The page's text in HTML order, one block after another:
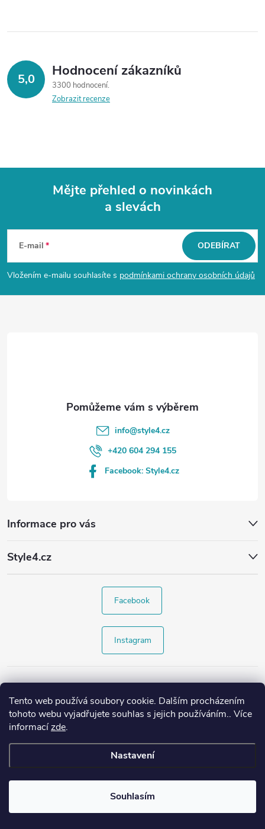
Tento web používá soubory cookie. Dalším procházením
tohoto webu vyjadřujete souhlas s jejich používáním.. Více
informacízde.
Nastavení
Souhlasím
5,0 Hodnocení zákazníků
3300 hodnocení
Zobrazit recenze
p
a
Mějte přehled o novinkách
a slevách
E-mail
Vložením e-mailu souhlasíte s podmínkami ochrany osobních údajů
ODEBÍRAT
Informace pro vás
Style4.cz
info@style4.cz
+420 604 294 155
Facebook: Style4.cz
Facebook
Instagram
Copyright 2026Style4.cz. Všechna práva vyhrazena.